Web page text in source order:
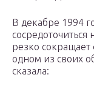
В декабре 1994
резко
одном из своих
сказала: